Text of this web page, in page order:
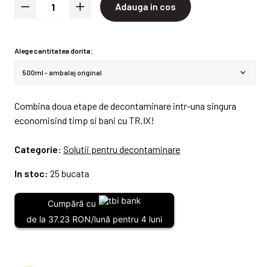
Adauga in cos
Alege cantitatea dorita:
Combina doua etape de decontaminare intr-una singura
economisind timp si bani cu TR.IX!
Categorie: Solutii pentru decontaminare
In stoc: 25 bucata
Cumpără cu
de la 37.23 RON/lună pentru 4 luni